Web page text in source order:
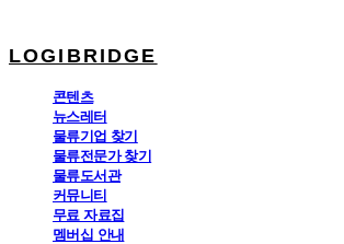
LOGIBRIDGE
콘텐츠
뉴스레터
물류기업 찾기
물류전문가 찾기
물류도서관
커뮤니티
무료 자료집
멤버십 안내